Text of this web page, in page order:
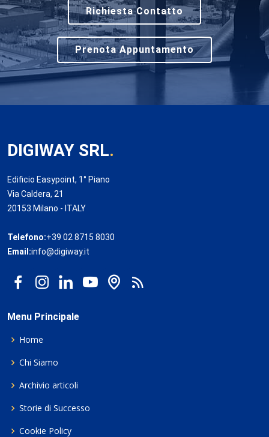
Richiesta Contatto
Prenota Appuntamento
DIGIWAY SRL.
Edificio Easypoint, 1° Piano
Via Caldera, 21
20153 Milano - ITALY
Telefono:+39 02 8715 8030
Email:info@digiway.it
Menu Principale
Home
Chi Siamo
Archivio articoli
Storie di Successo
Cookie Policy